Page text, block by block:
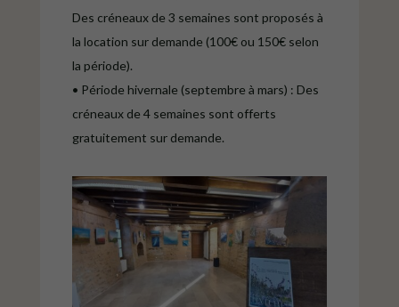
Des créneaux de 3 semaines sont proposés à
la location sur demande (100€ ou 150€ selon
la période).
• Période hivernale (septembre à mars) : Des
créneaux de 4 semaines sont offerts
gratuitement sur demande.